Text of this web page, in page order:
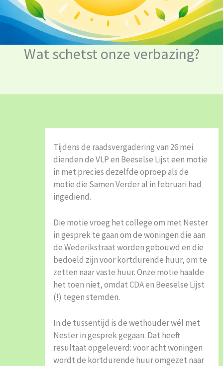
Wat schetst onze verbazing?
Tijdens de raadsvergadering van 26 mei
dienden de VLP en Beeselse Lijst een motie
in met precies dezelfde oproep als de
motie die Samen Verder al in februari had
ingediend.
Die motie vroeg het college om met Nester
in gesprek te gaan om de woningen die aan
de Wederikstraat worden gebouwd en die
bedoeld zijn voor kortdurende huur, om te
zetten naar vaste huur. Onze motie haalde
het toen niet, omdat CDA en Beeselse Lijst
(!) tegen stemden.
In de tussentijd is de wethouder wél met
Nester in gesprek gegaan. Dat heeft
resultaat opgeleverd: voor acht woningen
wordt de kortdurende huur omgezet naar